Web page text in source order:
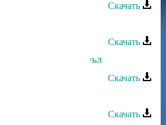
Скачать
Скачать
- Маяк къизилгуьл
Скачать
- Рушариз
Скачать